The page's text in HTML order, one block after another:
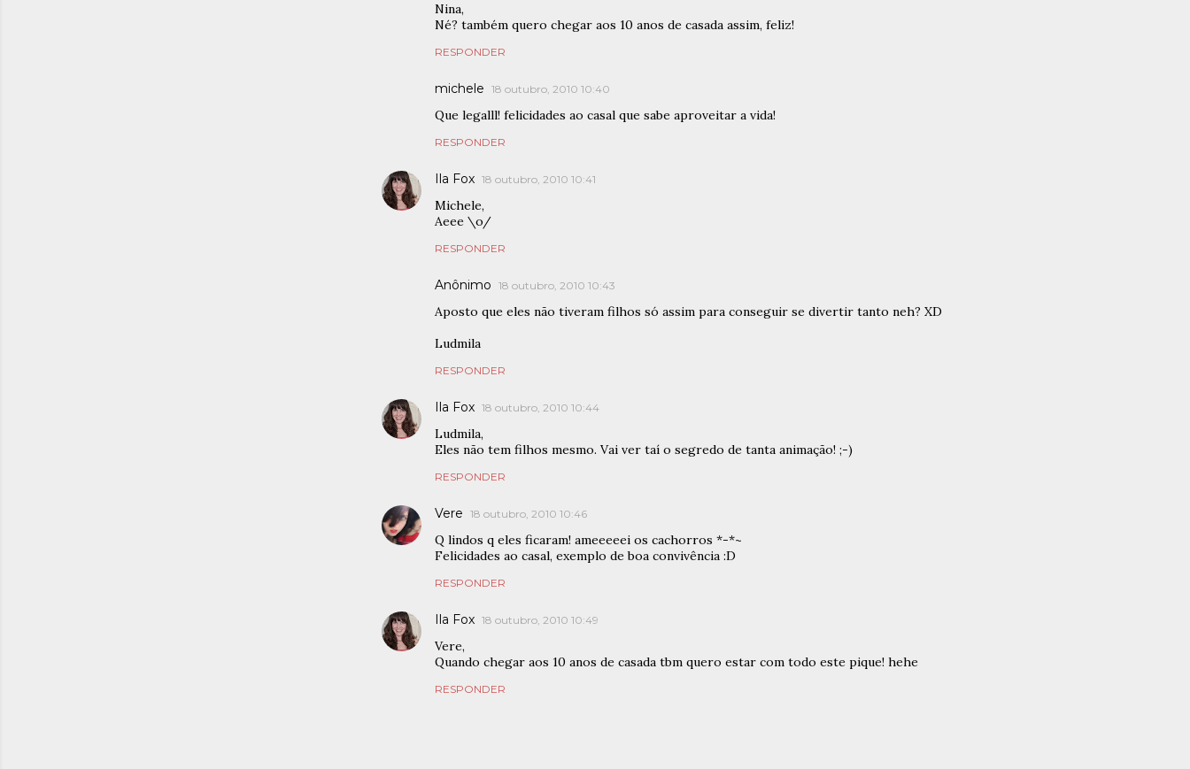
Nina,
Né? também quero chegar aos 10 anos de casada assim, feliz!
RESPONDER
michele 18 outubro, 2010 10:40
Que legalll! felicidades ao casal que sabe aproveitar a vida!
RESPONDER
Ila Fox 18 outubro, 2010 10:41
Michele,
Aeee \o/
RESPONDER
Anônimo 18 outubro, 2010 10:43
Aposto que eles não tiveram filhos só assim para conseguir se divertir tanto neh? XD
Ludmila
RESPONDER
Ila Fox 18 outubro, 2010 10:44
Ludmila,
Eles não tem filhos mesmo. Vai ver taí o segredo de tanta animação! ;-)
RESPONDER
Vere 18 outubro, 2010 10:46
Q lindos q eles ficaram! ameeeeei os cachorros *-*~
Felicidades ao casal, exemplo de boa convivência :D
RESPONDER
Ila Fox 18 outubro, 2010 10:49
Vere,
Quando chegar aos 10 anos de casada tbm quero estar com todo este pique! hehe
RESPONDER